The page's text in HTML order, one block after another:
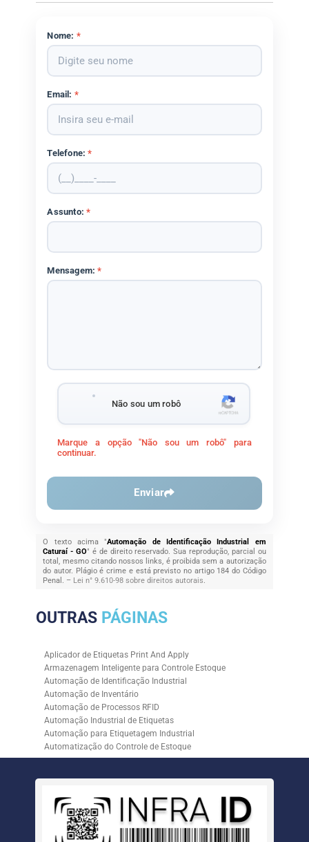
Nome: *
Email: *
Telefone:*
Assunto:*
Mensagem:*
Não sou um robô
Marque a opção "Não sou um robô" para
continuar.
Enviar
O texto acima "Automação de Identificação Industrial em
Caturaí - GO" é de direito reservado. Sua reprodução, parcial ou
total, mesmo citando nossos links, é proibida sem a autorização
do autor. Plágio é crime e está previsto no artigo 184 do Código
Penal. – Lei n° 9.610-98 sobre direitos autorais.
OUTRAS PÁGINAS
Aplicador de Etiquetas Print And Apply
Armazenagem Inteligente para Controle Estoque
Automação de Identificação Industrial
Automação de Inventário
Automação de Processos RFID
Automação Industrial de Etiquetas
Automação para Etiquetagem Industrial
Automatização do Controle de Estoque
Controle de Estoque com RFID
Empresa de Automação para Processos Logísticos
Empresa de Rastreabilidade Industrial
Empresa de Soluções para Etiquetagem
Empresa Especializada em Inventário de Estoque